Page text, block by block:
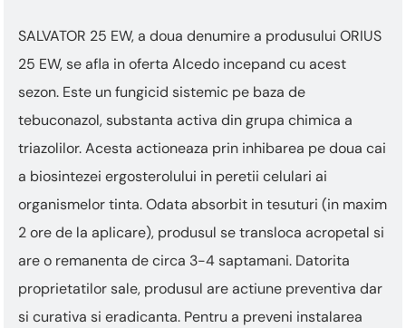
One
screen
reader,
"Ctrl
This
shortcut
the
screen
reader
SALVATOR 25 EW, a doua denumire a produsului ORIUS
25 EW, se afla in oferta Alcedo incepand cu acest
sezon. Este un fungicid sistemic pe baza de
tebuconazol, substanta activa din grupa chimica a
triazolilor. Acesta actioneaza prin inhibarea pe doua cai
a biosintezei ergosterolului in peretii celulari ai
organismelor tinta. Odata absorbit in tesuturi (in maxim
2 ore de la aplicare), produsul se transloca acropetal si
are o remanenta de circa 3-4 saptamani. Datorita
proprietatilor sale, produsul are actiune preventiva dar
si curativa si eradicanta. Pentru a preveni instalarea